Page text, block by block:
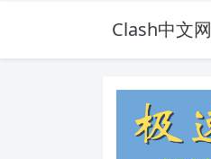
Clash中文网